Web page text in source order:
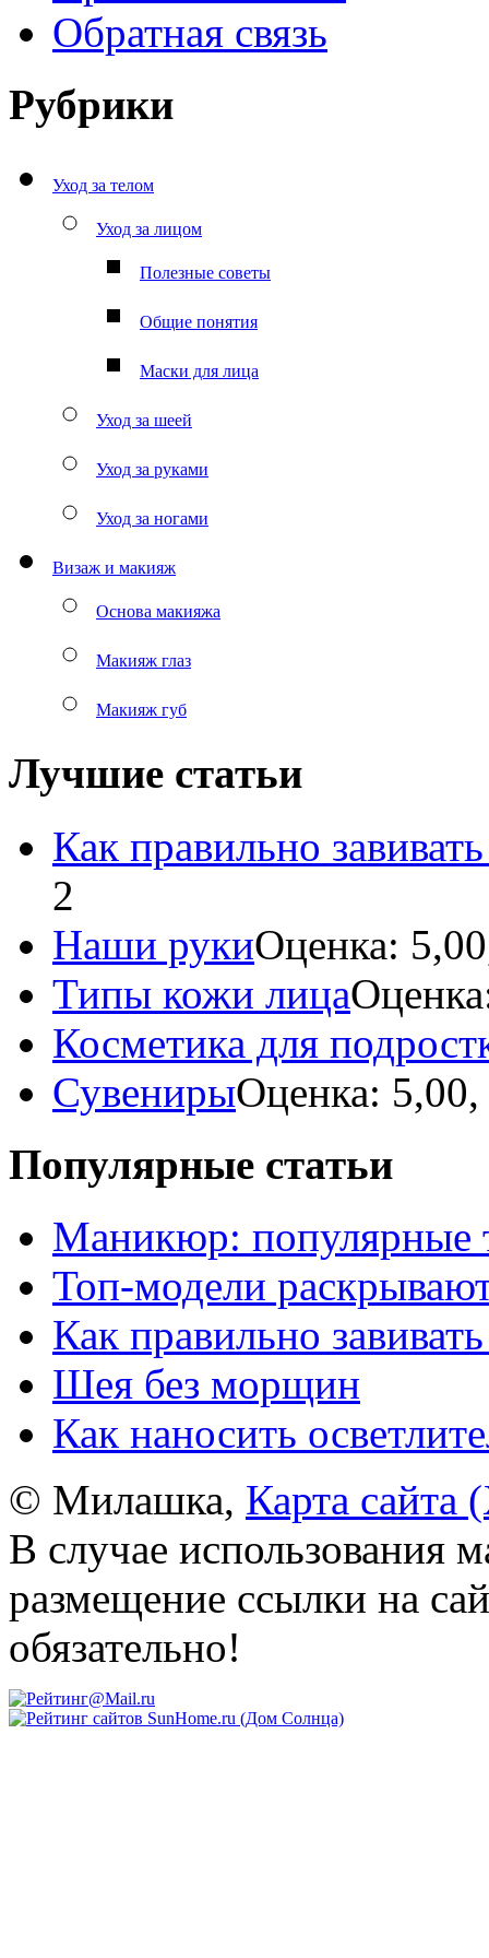
Обратная связь
Рубрики
Уход за телом
Уход за лицом
Полезные советы
Общие понятия
Маски для лица
Уход за шеей
Уход за руками
Уход за ногами
Визаж и макияж
Основа макияжа
Макияж глаз
Макияж губ
Лучшие статьи
Как правильно
2
Наши рукиОценка:
Типы кожи лица
Косметика для
СувенирыОценка: 5,00,
Популярные статьи
Маникюр: популярные
Топ-модели
Как правильно
Шея без морщин
Как наносить
© Милашка, Карта сайта
В случае использования
размещение ссылки на
обязательно!